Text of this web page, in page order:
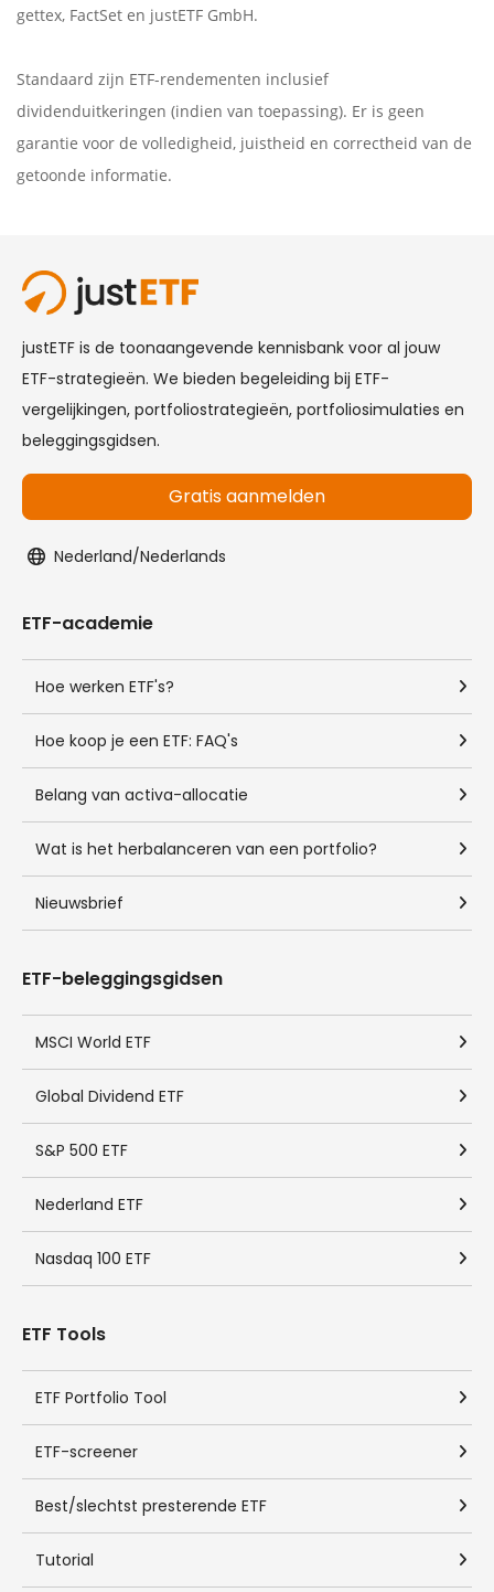
gettex, FactSet en justETF GmbH.
Standaard zijn ETF-rendementen inclusief
dividenduitkeringen (indien van toepassing). Er is geen
garantie voor de volledigheid, juistheid en correctheid van de
getoonde informatie.